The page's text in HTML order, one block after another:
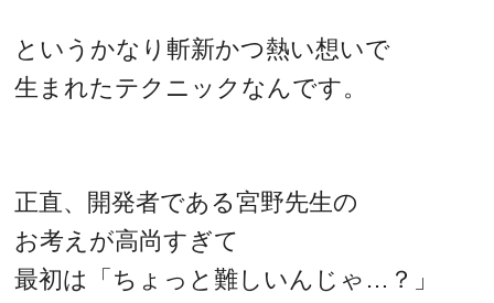
というかなり斬新かつ熱い想いで
生まれたテクニックなんです。
正直、開発者である宮野先生の
お考えが高尚すぎて
最初は「ちょっと難しいんじゃ…？」